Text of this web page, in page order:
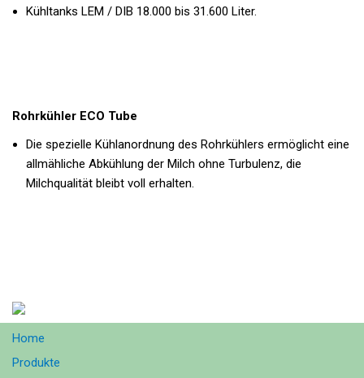
Kühltanks LEM / DIB 18.000 bis 31.600 Liter.
Rohrkühler ECO Tube
Die spezielle Kühlanordnung des Rohrkühlers ermöglicht eine
allmähliche Abkühlung der Milch ohne Turbulenz, die
Milchqualität bleibt voll erhalten.
Home
Produkte